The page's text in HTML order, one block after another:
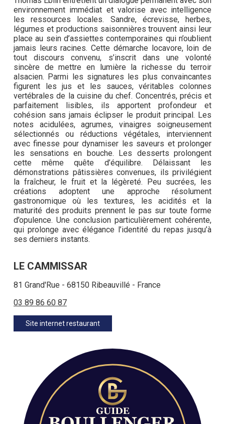
environnement immédiat et valorise avec intelligence
les ressources locales. Sandre, écrevisse, herbes,
légumes et productions saisonnières trouvent ainsi leur
place au sein d’assiettes contemporaines qui n’oublient
jamais leurs racines. Cette démarche locavore, loin de
tout discours convenu, s’inscrit dans une volonté
sincère de mettre en lumière la richesse du terroir
alsacien. Parmi les signatures les plus convaincantes
figurent les jus et les sauces, véritables colonnes
vertébrales de la cuisine du chef. Concentrés, précis et
parfaitement lisibles, ils apportent profondeur et
cohésion sans jamais éclipser le produit principal. Les
notes acidulées, agrumes, vinaigres soigneusement
sélectionnés ou réductions végétales, interviennent
avec finesse pour dynamiser les saveurs et prolonger
les sensations en bouche. Les desserts prolongent
cette même quête d’équilibre. Délaissant les
démonstrations pâtissières convenues, ils privilégient
la fraîcheur, le fruit et la légèreté. Peu sucrées, les
créations adoptent une approche résolument
gastronomique où les textures, les acidités et la
maturité des produits prennent le pas sur toute forme
d’opulence. Une conclusion particulièrement cohérente,
qui prolonge avec élégance l’identité du repas jusqu’à
ses derniers instants.
LE CAMMISSAR
81 Grand'Rue - 68150 Ribeauvillé - France
03 89 86 60 87
Site internet restaurant